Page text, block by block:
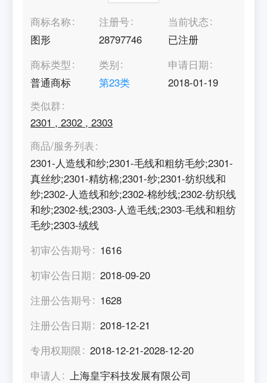
商标名称
图形
注册号
28797746
当前状态
已注册
商标类型
普通商标
类别
第23类
申请日期
2018-01-19
类似群
2301 ,2302 ,2303
商品/服务列表
2301-人造线和纱;2301-毛线和粗纺毛纱;2301-
真丝纱;2301-精纺棉;2301-纱;2301-纺织线和
纱;2302-人造线和纱;2302-棉纱线;2302-纺织线
和纱;2302-线;2303-人造毛线;2303-毛线和粗纺
毛纱;2303-绒线
初审公告期号
1616
初审公告日期
2018-09-20
注册公告期号
1628
注册公告日期
2018-12-21
专用权期限
2018-12-21-2028-12-20
申请人
上海皇宇科技发展有限公司